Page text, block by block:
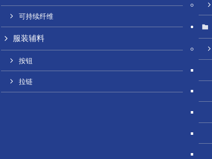
可持续纤维
服装辅料
按钮
拉链